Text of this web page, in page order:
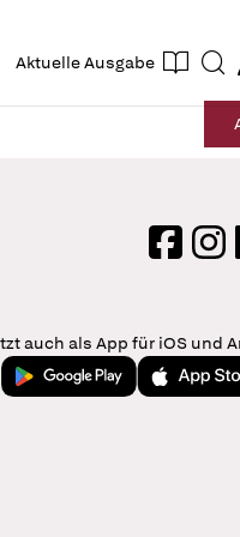
Aktuelle Ausgabe Suche
login
Facebook
auch als App für iOS und
Jetzt bei Google Play
Laden im